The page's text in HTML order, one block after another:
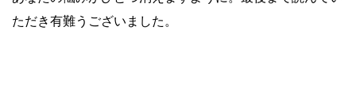
ただき有難うございました。